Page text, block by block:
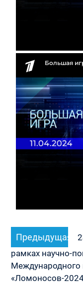
Навигация
по
записям
Предыдущая
рамках научно-
Международного
«Ломоносов-